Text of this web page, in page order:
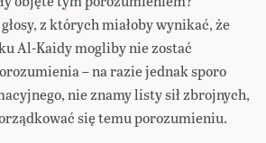
z których miałoby wynikać, że
Al-Kaidy mogliby nie zostać
– na razie jednak sporo
nie znamy listy sił zbrojnych,
się temu porozumieniu.